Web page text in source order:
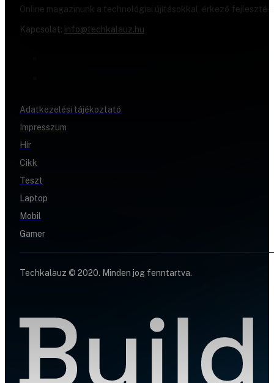
Online magazinunk a technológiai újításokkal, érkező
Kapcsolat: info@techkalauz.hu
Adatkezelési tájékoztató
Impresszum
Hír
Cikk
Teszt
Laptop
Mobil
Gamer
Techkalauz © 2020. Minden jog fenntartva.